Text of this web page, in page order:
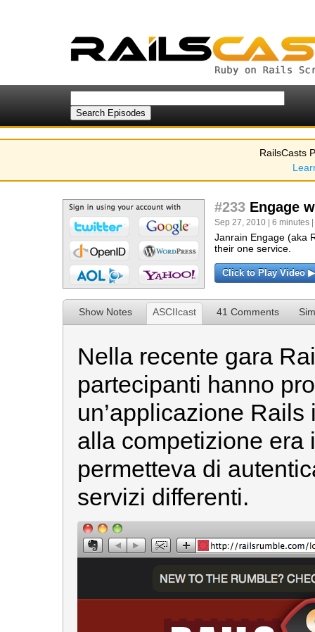
RailsCasts
#233 Engage
Sep 27, 2010 | 6 minutes |
Janrain Engage (aka
their one service.
Click to Play Video ▶
Show Notes ASCIIcast 41 Comments
Nella recente gara
partecipanti hanno
un’applicazione
alla competizione era
permetteva di
servizi differenti.